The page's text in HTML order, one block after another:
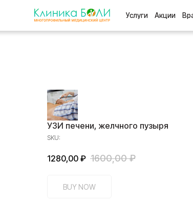
Услуги Акции Врачи
УЗИ печени, желчного пузыря
SKU:
1280,00 ₽ 1600,00 ₽
BUY NOW